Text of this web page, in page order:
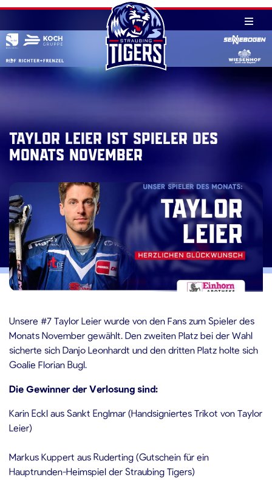
Skip
content
Taylor Leier ist Spieler des
Monats November
Unsere #7 Taylor Leier wurde von den Fans zum Spieler des
Monats November gewählt. Den zweiten Platz bei der Wahl
sicherte sich Danjo Leonhardt und den dritten Platz holte sich
Goalie Florian Bugl.
Die Gewinner der Verlosung sind:
Karin Eckl aus Sankt Englmar (Handsigniertes Trikot von Taylor
Leier)
Markus Kuppert aus Ruderting (Gutschein für ein
Hauptrunden-Heimspiel der Straubing Tigers)